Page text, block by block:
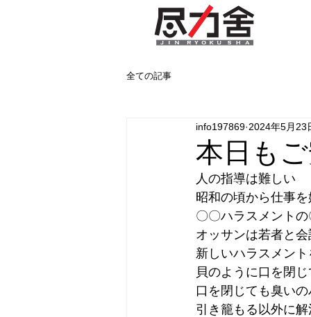
全ての記事
本日も
info197869 2024年5月23
人の指導は難しい
昭和の頃から仕事
〇〇ハラスメント
オッサンは若者と
新しいハラスメン
貝のように口を閉
口を閉じても臭い
引き籠もる以外に